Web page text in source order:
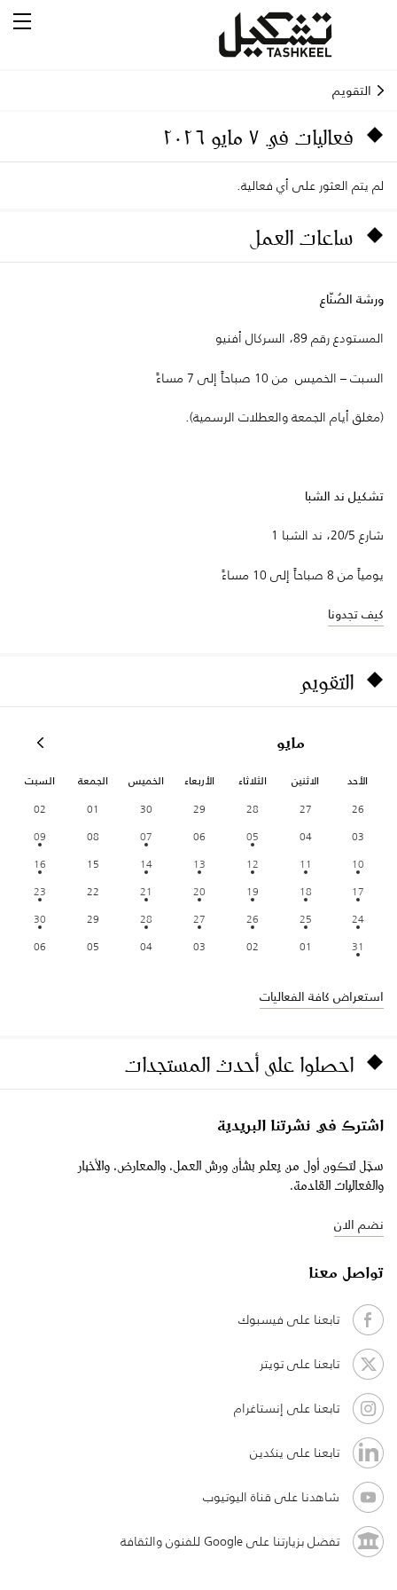
التقويم
فعاليات في ٧ مايو ٢٠٢٦
لم يتم العثور على أي فعالية.
ساعات العمل
ورشة الصُنّاع
المستودع رقم 89، السركال أفنيو
السبت – الخميس من 10 صباحاً إلى 7 مساءً
(مغلق أيام الجمعة والعطلات الرسمية).
تشكيل ند الشبا
شارع 20/5، ند الشبا 1
يومياً من 8 صباحاً إلى 10 مساءً
كيف تجدونا
التقويم
مايو
الأحد الاثنين الثلاثاء الأربعاء الخميس الجمعة السبت
26
27
28
29
30
01
02
03
04
05
06
07
08
09
10
11
12
13
14
15
16
17
18
19
20
21
22
23
24
25
26
27
28
29
30
31
01
02
03
04
05
06
استعراض كافة الفعاليات
احصلوا على أحدث المستجدات
اشترك في نشرتنا البريدية
سجّل لتكون أول من يعلم بشأن ورش العمل، والمعارض، والأخبار
والفعاليات القادمة.
نضم الان
تواصل معنا
تابعنا على فيسبوك
تابعنا على تويتر
تابعنا على إنستاغرام
تابعنا على ينكدين
شاهدنا على قناة اليوتيوب
تفضل بزيارتنا على Google للفنون والثقافة